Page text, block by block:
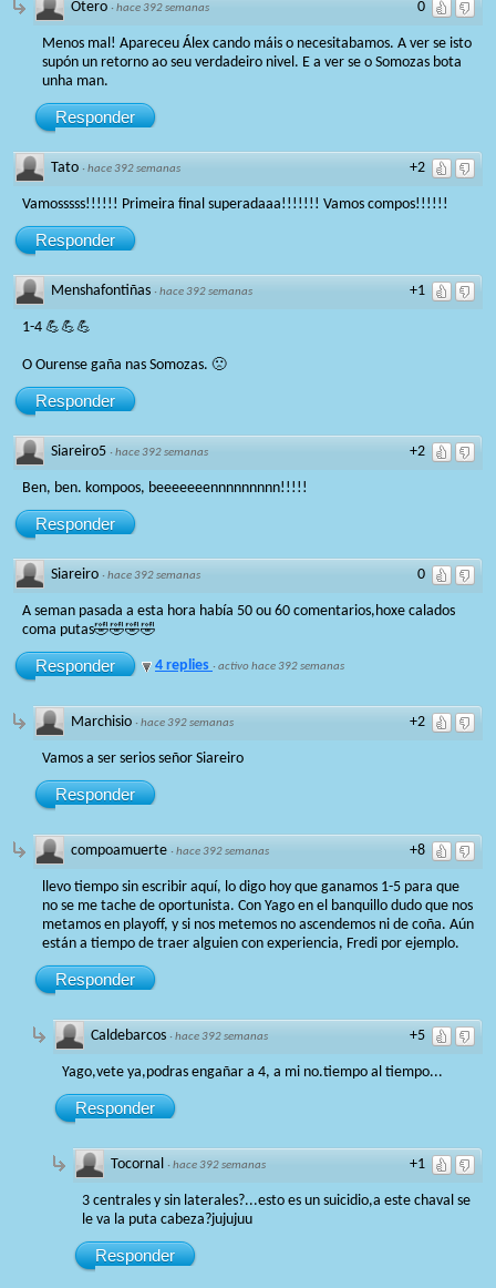
0
Otero ·hace 392 semanas
Menos mal! Apareceu Álex cando máis o necesitabamos. A ver se isto
supón un retorno ao seu verdadeiro nivel. E a ver se o Somozas bota
unha man.
Responder
+2
Tato ·hace 392 semanas
Vamosssss!!!!!! Primeira final superadaaa!!!!!!! Vamos compos!!!!!!
Responder
+1
Menshafontiñas ·hace 392 semanas
1-4 💪💪💪
O Ourense gaña nas Somozas. 🙁
Responder
+2
Siareiro5 ·hace 392 semanas
Ben, ben. kompoos, beeeeeeennnnnnnnn!!!!!
Responder
0
Siareiro ·hace 392 semanas
A seman pasada a esta hora había 50 ou 60 comentarios,hoxe calados
coma putas🤣🤣🤣🤣
Responder 4 replies ·activo hace 392 semanas
+2
Marchisio ·hace 392 semanas
Vamos a ser serios señor Siareiro
Responder
+8
compoamuerte ·hace 392 semanas
llevo tiempo sin escribir aquí, lo digo hoy que ganamos 1-5 para que
no se me tache de oportunista. Con Yago en el banquillo dudo que nos
metamos en playoff, y si nos metemos no ascendemos ni de coña. Aún
están a tiempo de traer alguien con experiencia, Fredi por ejemplo.
Responder
+5
Caldebarcos ·hace 392 semanas
Yago,vete ya,podras engañar a 4, a mi no.tiempo al tiempo...
Responder
+1
Tocornal ·hace 392 semanas
3 centrales y sin laterales?...esto es un suicidio,a este chaval se
le va la puta cabeza?jujujuu
Responder